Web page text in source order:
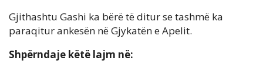
Gjithashtu Gashi ka bërë të ditur se tashmë ka
paraqitur ankesën në Gjykatën e Apelit.
Shpërndaje këtë lajm në: